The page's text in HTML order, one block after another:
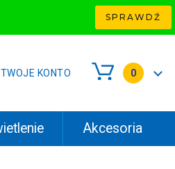
SPRAWDŹ
TWOJE KONTO 0
Akcesoria